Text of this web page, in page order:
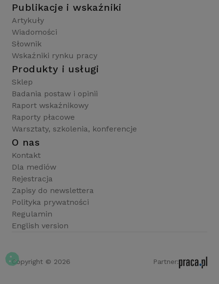
Publikacje i wskaźniki
Artykuły
Wiadomości
Słownik
Wskaźniki rynku pracy
Produkty i usługi
Sklep
Badania postaw i opinii
Raport wskaźnikowy
Raporty płacowe
Warsztaty, szkolenia, konferencje
O nas
Kontakt
Dla mediów
Rejestracja
Zapisy do newslettera
Polityka prywatności
Regulamin
English version
Copyright © 2026 Partner: